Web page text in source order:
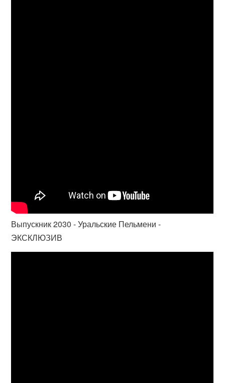
Выпускник 2030 - Уральские Пельмени -
ЭКСКЛЮЗИВ